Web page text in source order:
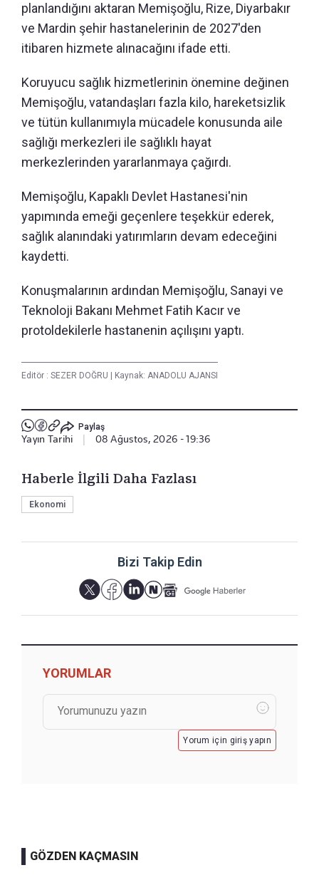
planlandığını aktaran Memişoğlu, Rize, Diyarbakır
ve Mardin şehir hastanelerinin de 2027'den
itibaren hizmete alınacağını ifade etti.
Koruyucu sağlık hizmetlerinin önemine değinen
Memişoğlu, vatandaşları fazla kilo, hareketsizlik
ve tütün kullanımıyla mücadele konusunda aile
sağlığı merkezleri ile sağlıklı hayat
merkezlerinden yararlanmaya çağırdı.
Memişoğlu, Kapaklı Devlet Hastanesi'nin
yapımında emeği geçenlere teşekkür ederek,
sağlık alanındaki yatırımların devam edeceğini
kaydetti.
Konuşmalarının ardından Memişoğlu, Sanayi ve
Teknoloji Bakanı Mehmet Fatih Kacır ve
protoldekilerle hastanenin açılışını yaptı.
Editör : SEZER DOĞRU Kaynak: ANADOLU AJANSI
Paylaş
Yayın Tarihi 08 Ağustos, 2026 - 19:36
Haberle İlgili Daha Fazlası
Ekonomi
Bizi Takip Edin
YORUMLAR
Yorum için giriş yapın
GÖZDEN KAÇMASIN